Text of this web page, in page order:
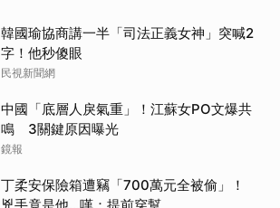
韓國瑜協商講一半「司法正義女神」突喊2
字！他秒傻眼
民視新聞網
中國「底層人戾氣重」！江蘇女PO文爆共
鳴 3關鍵原因曝光
鏡報
丁柔安保險箱遭竊「700萬元全被偷」！
兇手竟是他...嘆：提前穿幫